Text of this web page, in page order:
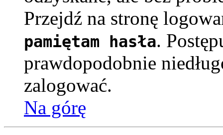
Przejdź na stronę
pamiętam hasła.
prawdopodobnie
zalogować.
Na górę